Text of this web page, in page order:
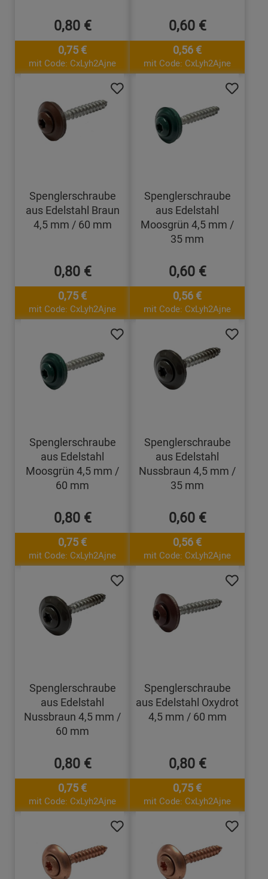
0,80 €
0,75 €
mit Code: CxLyh2Ajne
0,60 €
0,56 €
mit Code: CxLyh2Ajne
Spenglerschraube
aus Edelstahl Braun
4,5 mm / 60 mm
0,80 €
0,75 €
mit Code: CxLyh2Ajne
Spenglerschraube
aus Edelstahl
Moosgrün 4,5 mm /
35 mm
0,60 €
0,56 €
mit Code: CxLyh2Ajne
Spenglerschraube
aus Edelstahl
Moosgrün 4,5 mm /
60 mm
0,80 €
0,75 €
mit Code: CxLyh2Ajne
Spenglerschraube
aus Edelstahl
Nussbraun 4,5 mm /
35 mm
0,60 €
0,56 €
mit Code: CxLyh2Ajne
Spenglerschraube
aus Edelstahl
Nussbraun 4,5 mm /
60 mm
0,80 €
0,75 €
mit Code: CxLyh2Ajne
Spenglerschraube
aus Edelstahl Oxydrot
4,5 mm / 60 mm
0,80 €
0,75 €
mit Code: CxLyh2Ajne